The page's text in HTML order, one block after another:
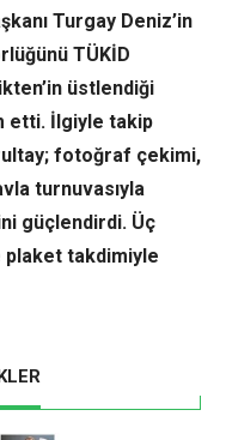
Turgay Deniz’in
TÜKİD
üstlendiği
etti. İlgiyle takip
fotoğraf çekimi,
turnuvasıyla
güçlendirdi. Üç
takdimiyle